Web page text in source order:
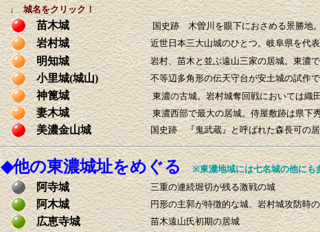
↓ 城名をクリック！
苗木城 国史跡 木曽川を眼下におさめる景勝地
岩村城 近世日本三大山城のひとつ。岐阜県を代
明知城 岩村、苗木と並ぶ遠山三家の居城。東濃
小里城(城山) 不等辺多角形の伝天守台が安土城の試作
神篦城 東濃の古城。岩村城奪回戦においては織
妻木城 東濃西部で最大の居城。侍屋敷跡は県下
美濃金山城 国史跡 『鬼武蔵』と呼ばれた森長可の居
◆他の東濃城址をめぐる ※東濃地域には七名城の他にも
阿寺城 三重の連続堀切が残る激戦の城
阿木城 円形の主郭が特徴的な城、岩村城攻防時
広恵寺城 苗木遠山氏初期の居城